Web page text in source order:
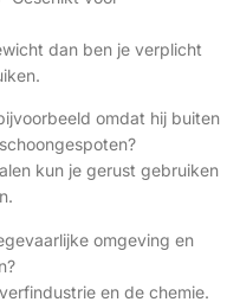
dan ben je verplicht
omdat hij buiten
kun je gerust gebruiken
omgeving en
en de chemie.